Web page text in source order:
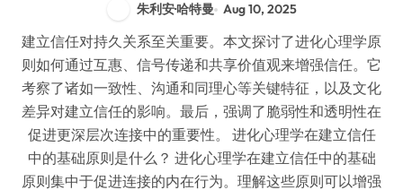
朱利安·哈特曼 Aug 10, 2025
建立信任对持久关系至关重要。本文探讨了进化心理学原
则如何通过互惠、信号传递和共享价值观来增强信任。它
考察了诸如一致性、沟通和同理心等关键特征，以及文化
差异对建立信任的影响。最后，强调了脆弱性和透明性在
促进更深层次连接中的重要性。 进化心理学在建立信任
中的基础原则是什么？ 进化心理学在建立信任中的基础
原则集中于促进连接的内在行为。理解这些原则可以增强